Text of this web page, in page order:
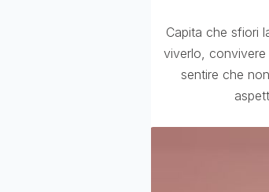
Capita che sfiori
viverlo, convivere
sentire che